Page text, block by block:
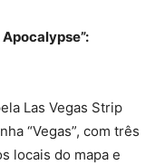
Las Vegas Strip
“Vegas”, com três
locais do mapa e